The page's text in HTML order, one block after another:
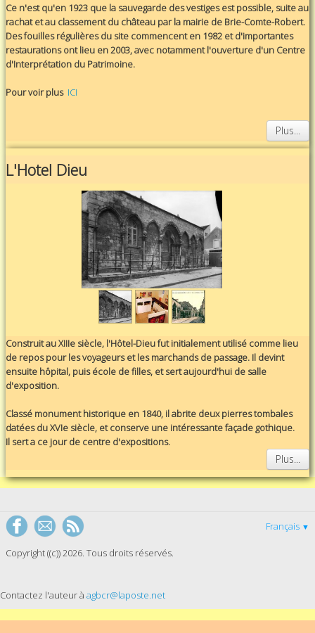
Ce n'est qu'en 1923 que la sauvegarde des vestiges est possible, suite au
rachat et au classement du château par la mairie de Brie-Comte-Robert.
Des fouilles régulières du site commencent en 1982 et d'importantes
restaurations ont lieu en 2003, avec notamment l'ouverture d'un Centre
d'Interprétation du Patrimoine.
Pour voir plus ICI
Plus...
L'Hotel Dieu
Construit au XIIIe siècle, l'Hôtel-Dieu fut initialement utilisé comme lieu
de repos pour les voyageurs et les marchands de passage. Il devint
ensuite hôpital, puis école de filles, et sert aujourd'hui de salle
d'exposition.
Classé monument historique en 1840, il abrite deux pierres tombales
datées du XVIe siècle, et conserve une intéressante façade gothique.
Il sert a ce jour de centre d'expositions.
Plus...
Français ▼
Copyright ((c)) 2026. Tous droits réservés.
Contactez l'auteur à agbcr@laposte.net